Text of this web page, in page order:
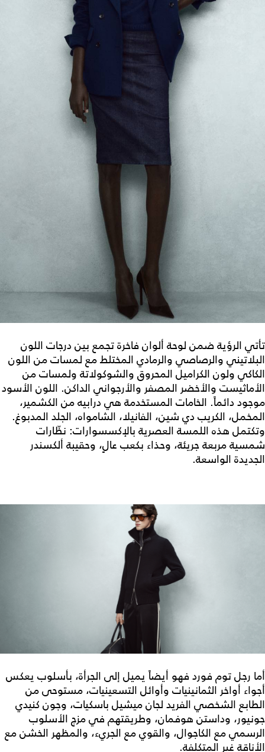
تأتي الرؤية ضمن لوحة ألوان فاخرة تجمع بين درجات اللون
البلاتيني والرصاصي والرمادي المختلط مع لمسات من اللون
الكاكي ولون الكراميل المحروق والشوكولاتة ولمسات من
الأماثيست والأخضر المصفر والأرجواني الداكن. اللون الأسود
موجود دائماً. الخامات المستخدمة هي درابيه من الكشمير،
المخمل، الكريب دي شين، الفانيلا، الشامواه، الجلد المدبوغ.
وتكتمل هذه اللمسة العصرية بالإكسسوارات: نظّارات
شمسية مربعة جريئة، وحذاء بكعب عالٍ، وحقيبة ألكسندر
الجديدة الواسعة.
أما رجل توم فورد فهو أيضاً يميل إلى الجرأة، بأسلوب يعكس
أجواء أواخر الثمانينيات وأوائل التسعينيات، مستوحى من
الطابع الشخصي الفريد لجان ميشيل باسكيات، وجون كنيدي
جونيور، وداستن هوفمان، وطريقتهم في مزج الأسلوب
الرسمي مع الكاجوال، والقوي مع الجريء، والمظهر الخشن مع
الأناقة غير المتكلفة.